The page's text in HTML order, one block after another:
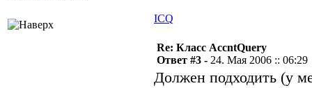
ICQ
Re: Класс AccntQuery
Ответ #3 - 24. Мая 2006 :: 06:29
Должен подходить (у